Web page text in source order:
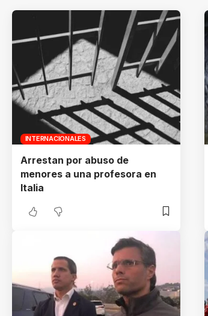
INTERNACIONALES
Arrestan por abuso de
menores a una profesora en
Italia